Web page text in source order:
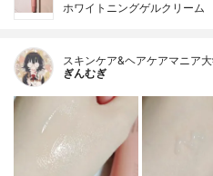
ホワイトニングゲルクリーム
スキンケア&ヘアケアマニア
ぎんむぎ